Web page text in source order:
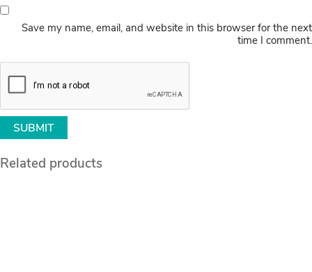
Save my name, email, and website in this browser for the next
time I comment.
Related products